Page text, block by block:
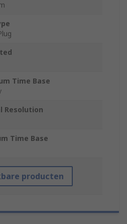
Time Base
Resolution
Time Base
producten